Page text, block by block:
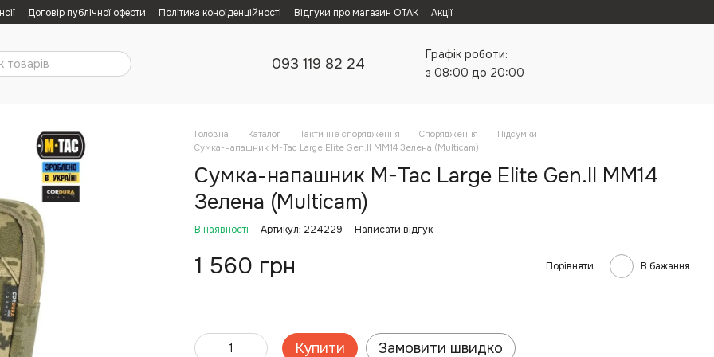
Договір публічної оферти Політика конфіденційності Відгуки про магазин ОТАК Акції
093 119 82 24
Графік роботи:
з 08:00 до 20:00
Головна Каталог Тактичне спорядження Спорядження
Підсумки
Сумка-напашник M-Tac Large Elite Gen.II MM14 Зелена (Multicam)
Сумка-напашник M-Tac Large Elite Gen.II MM14
Зелена (Multicam)
В наявності Артикул: 224229 Написати відгук
1 560 грн Порівняти В бажання
Купити Замовити швидко